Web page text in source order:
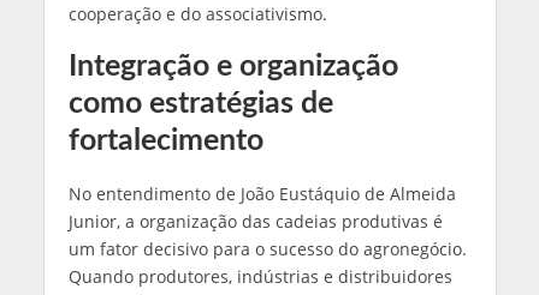
cooperação e do associativismo.
Integração e organização
como estratégias de
fortalecimento
No entendimento de João Eustáquio de Almeida
Junior, a organização das cadeias produtivas é
um fator decisivo para o sucesso do agronegócio.
Quando produtores, indústrias e distribuidores